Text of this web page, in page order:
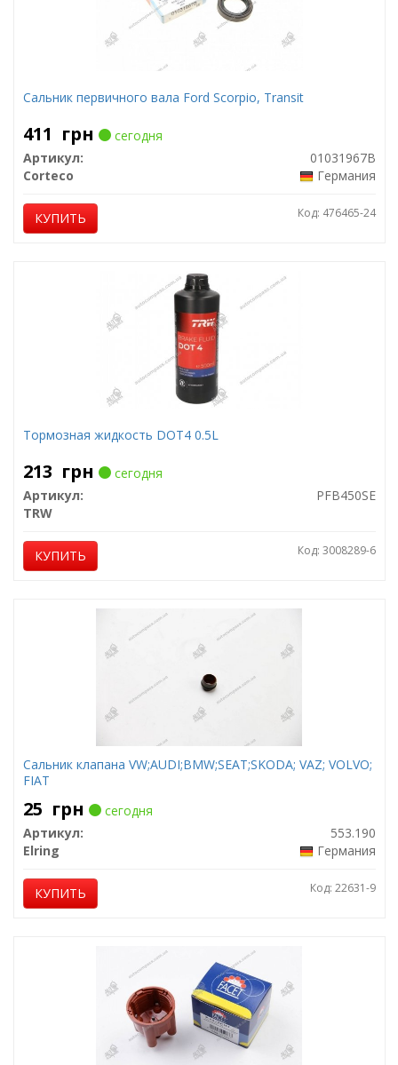
Сальник первичного вала Ford Scorpio, Transit
411 грн
сегодня
Артикул:
01031967B
Corteco
Германия
КУПИТЬ Код: 476465-24
Тормозная жидкость DOT4 0.5L
213 грн
сегодня
Артикул:
PFB450SE
TRW
КУПИТЬ Код: 3008289-6
Сальник клапана VW;AUDI;BMW;SEAT;SKODA; VAZ; VOLVO;
FIAT
25 грн
сегодня
Артикул:
553.190
Elring
Германия
КУПИТЬ Код: 22631-9